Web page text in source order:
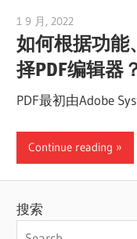
1 9 月, 2022
如何根据功能
择PDF编辑器
PDF最初由Adobe
Continue reading
搜索